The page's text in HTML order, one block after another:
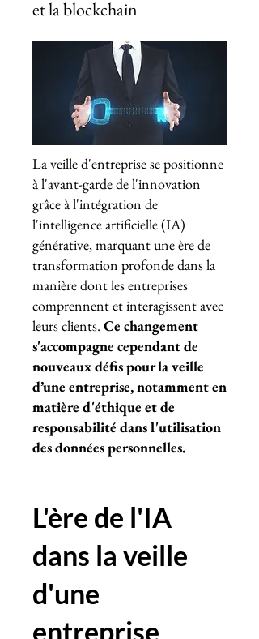
et la blockchain
La veille d'entreprise se positionne
à l'avant-garde de l'innovation
grâce à l'intégration de
l'intelligence artificielle (IA)
générative, marquant une ère de
transformation profonde dans la
manière dont les entreprises
comprennent et interagissent avec
leurs clients. Ce changement
s'accompagne cependant de
nouveaux défis pour la veille
d’une entreprise, notamment en
matière d'éthique et de
responsabilité dans l'utilisation
des données personnelles.
L'ère de l'IA
dans la veille
d'une
entreprise